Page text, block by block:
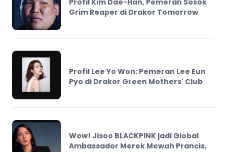
Profil Kim Dae-Han, Pemeran Sosok
Grim Reaper di Drakor Tomorrow
Profil Lee Yo Won: Pemeran Lee Eun
Pyo di Drakor Green Mothers' Club
Wow! Jisoo BLACKPINK jadi Global
Ambassador Merek Mewah Prancis,